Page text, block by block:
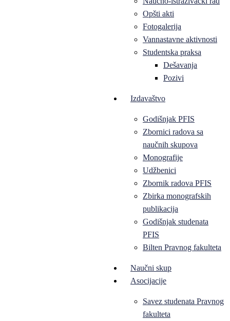
Opšti akti
Fotogalerija
Vannastavne aktivnosti
Studentska praksa
Dešavanja
Pozivi
Izdavaštvo
Godišnjak PFIS
Zbornici radova sa
naučnih skupova
Monografije
Udžbenici
Zbornik radova PFIS
Zbirka monografskih
publikacija
Godišnjak studenata
PFIS
Bilten Pravnog fakulteta
Naučni skup
Asocijacije
Savez studenata Pravnog
fakulteta